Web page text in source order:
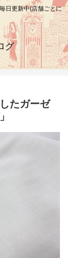
日更新中(店舗ごとに
グ
たガーゼ